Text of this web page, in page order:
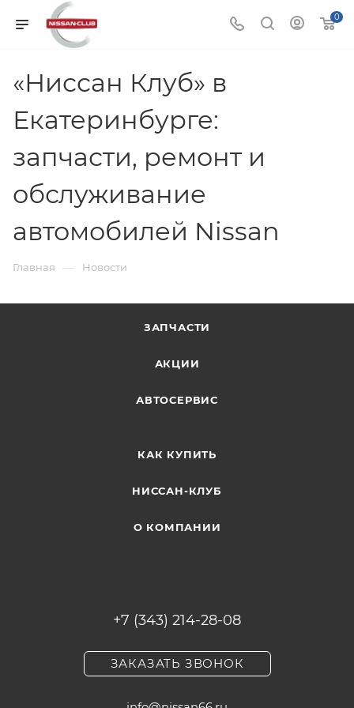
0
«Ниссан Клуб» в
Екатеринбурге:
запчасти, ремонт и
обслуживание
автомобилей Nissan
Главная — Новости
ЗАПЧАСТИ
АКЦИИ
АВТОСЕРВИС
КАК КУПИТЬ
НИССАН-КЛУБ
О КОМПАНИИ
+7 (343) 214-28-08
ЗАКАЗАТЬ ЗВОНОК